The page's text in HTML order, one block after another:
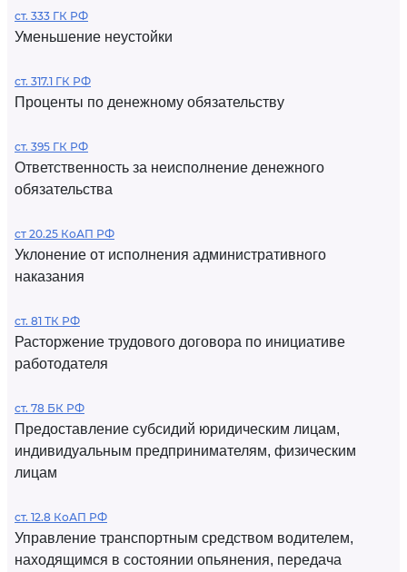
ст. 333 ГК РФ
Уменьшение неустойки
ст. 317.1 ГК РФ
Проценты по денежному обязательству
ст. 395 ГК РФ
Ответственность за неисполнение денежного
обязательства
ст 20.25 КоАП РФ
Уклонение от исполнения административного
наказания
ст. 81 ТК РФ
Расторжение трудового договора по инициативе
работодателя
ст. 78 БК РФ
Предоставление субсидий юридическим лицам,
индивидуальным предпринимателям, физическим
лицам
ст. 12.8 КоАП РФ
Управление транспортным средством водителем,
находящимся в состоянии опьянения, передача